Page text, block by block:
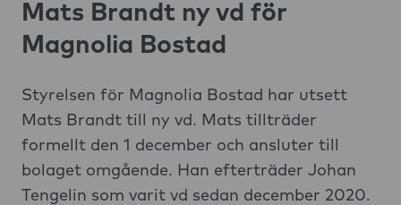
Öresjö Ängar
Kista Äng
Ångloket,
Hantverkaren,
Mats Brandt ny vd för
Magnolia Bostad
Styrelsen för Magnolia Bostad har utsett
Mats Brandt till ny vd. Mats tillträder
formellt den 1 december och ansluter till
bolaget omgående. Han efterträder Johan
Tengelin som varit vd sedan december 2020.